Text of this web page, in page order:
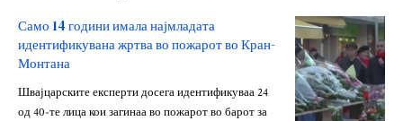
Само 14 години имала најмладата
идентификувана жртва во пожарот во Кран-
Монтана
Швајцарските експерти досега идентификуваа 24
од 40-те лица кои загинаа во пожарот во барот за